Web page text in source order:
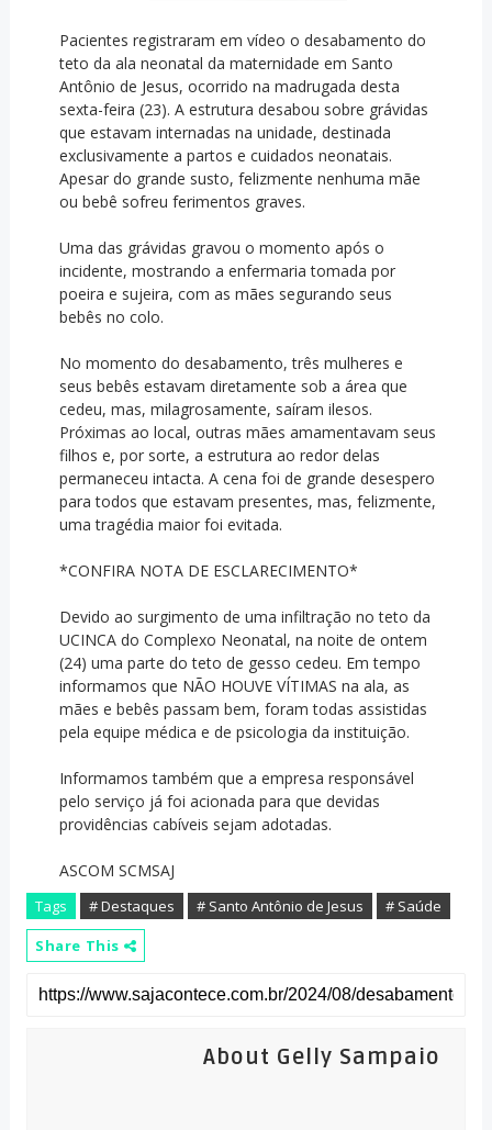
Pacientes registraram em vídeo o desabamento do
teto da ala neonatal da maternidade em Santo
Antônio de Jesus, ocorrido na madrugada desta
sexta-feira (23). A estrutura desabou sobre grávidas
que estavam internadas na unidade, destinada
exclusivamente a partos e cuidados neonatais.
Apesar do grande susto, felizmente nenhuma mãe
ou bebê sofreu ferimentos graves.
Uma das grávidas gravou o momento após o
incidente, mostrando a enfermaria tomada por
poeira e sujeira, com as mães segurando seus
bebês no colo.
No momento do desabamento, três mulheres e
seus bebês estavam diretamente sob a área que
cedeu, mas, milagrosamente, saíram ilesos.
Próximas ao local, outras mães amamentavam seus
filhos e, por sorte, a estrutura ao redor delas
permaneceu intacta. A cena foi de grande desespero
para todos que estavam presentes, mas, felizmente,
uma tragédia maior foi evitada.
*CONFIRA NOTA DE ESCLARECIMENTO*
Devido ao surgimento de uma infiltração no teto da
UCINCA do Complexo Neonatal, na noite de ontem
(24) uma parte do teto de gesso cedeu. Em tempo
informamos que NÃO HOUVE VÍTIMAS na ala, as
mães e bebês passam bem, foram todas assistidas
pela equipe médica e de psicologia da instituição.
Informamos também que a empresa responsável
pelo serviço já foi acionada para que devidas
providências cabíveis sejam adotadas.
ASCOM SCMSAJ
Tags # Destaques # Santo Antônio de Jesus
# Saúde
Share This
About Gelly Sampaio